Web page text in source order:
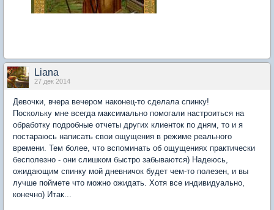
Liana
27 дек 2014
Девочки, вчера вечером наконец-то сделала спинку!
Поскольку мне всегда максимально помогали настроиться на
обработку подробные отчеты других клиенток по дням, то и я
постараюсь написать свои ощущения в режиме реального
времени. Тем более, что вспоминать об ощущениях практически
бесполезно - они слишком быстро забываются) Надеюсь,
ожидающим спинку мой дневничок будет чем-то полезен, и вы
лучше поймете что можно ожидать. Хотя все индивидуально,
конечно) Итак...